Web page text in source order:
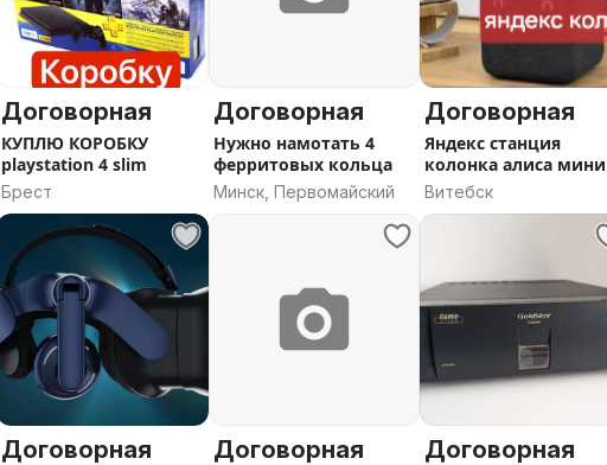
Договорная
КУПЛЮ КОРОБКУ
playstation 4 slim
Брест
Договорная
Нужно намотать 4
ферритовых кольца
Минск, Первомайский
Договорная
Яндекс станция
колонка алиса мини
мини макс
Витебск
Договорная Договорная Договорная